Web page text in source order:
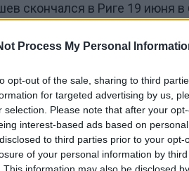
Process My Personal
opt-out of the sale, sharing to third
for targeted advertising by us,
selection. Please note that after your
interest-based ads based on
to third parties prior to your
of your personal information by
This information may also be disclosed
скончался в Риге 19 июня в
журналистики МГУ,
являлся постоянным
Москве, заместителем